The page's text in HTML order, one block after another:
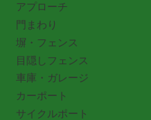
アプローチ
門まわり
塀・フェンス
目隠しフェンス
車庫・ガレージ
カーポート
サイクルポート